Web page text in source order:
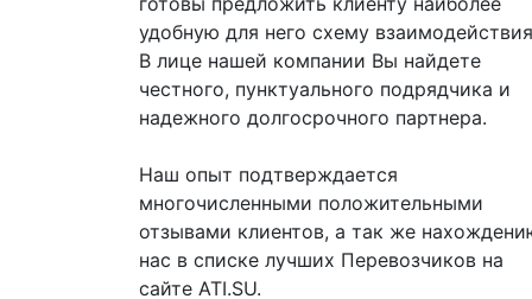
удобную для него схему
В лице нашей компании Вы найдете
честного, пунктуального подрядчика и
надежного долгосрочного партнера.
Наш опыт подтверждается
многочисленными положительными
отзывами клиентов, а так же
нас в списке лучших Перевозчиков на
сайте ATI.SU.